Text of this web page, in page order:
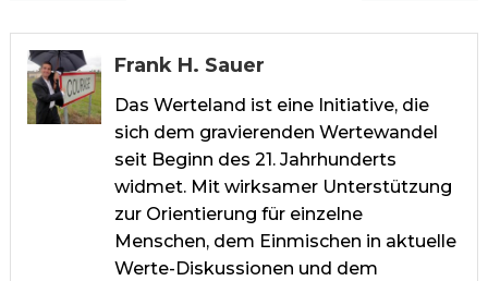
Frank H. Sauer
Das Werteland ist eine Initiative, die
sich dem gravierenden Wertewandel
seit Beginn des 21. Jahrhunderts
widmet. Mit wirksamer Unterstützung
zur Orientierung für einzelne
Menschen, dem Einmischen in aktuelle
Werte-Diskussionen und dem